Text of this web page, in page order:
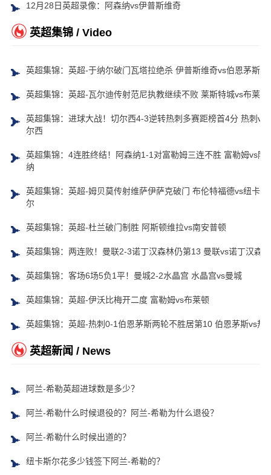
12月28日英超录像：阿森纳vs伊普斯维奇
英超集锦 / Video
英超集锦：英超-于纳尔破门瓦塔拉绝杀 伊普斯维奇vs伯恩茅斯
英超集锦：英超-瓦尔迪传射范尼执教继续不败 莱斯特城vs布莱顿
英超集锦：进球大战！切尔西4-3逆转热刺多赛距榜首4分 热刺vs
尔西
英超集锦：4连胜终结！阿森纳1-1对富勒姆三连不胜 富勒姆vs阿
纳
英超集锦：英超-姆贝莫传射维萨伊萨克破门 布伦特福德vs纽卡斯
尔
英超集锦：英超-杜兰破门制胜 阿斯顿维拉vs南安普顿
英超集锦：两连败！曼联2-3诺丁汉森林仍第13 曼联vs诺丁汉森林
英超集锦：客场6场5负1平！曼城2-2水晶宫 水晶宫vs曼城
英超集锦：英超-伊沃比梅开二度 富勒姆vs布莱顿
英超集锦：英超-热刺0-1伯恩茅斯两轮不胜居第10 伯恩茅斯vs热
英超新闻 / News
阿兰-希勒英超进球数是多少？
阿兰-希勒什么时候退役的？阿兰-希勒为什么退役？
阿兰-希勒什么时候出道的？
纽卡斯尔花多少钱签下阿兰-希勒的？